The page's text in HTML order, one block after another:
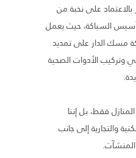
على نخبة من
السباكة، حيث يعمل
الدار على تمديد
وتركيب الأدوات الصحية
فقط، بل إننا
والتجارية إلى جانب